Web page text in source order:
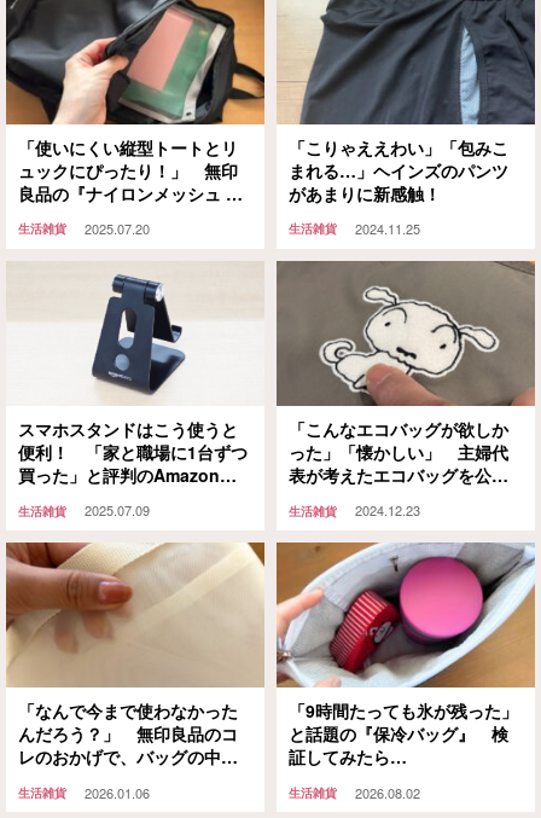
「使いにくい縦型トートとリ
ュックにぴったり！」 無印
良品の『ナイロンメッシュ バ
た！
生活雑貨 2025.07.20
「こりゃええわい」「包みこ
まれる…」ヘインズのパンツ
があまりに新感触！
生活雑貨 2024.11.25
スマホスタンドはこう使うと
便利！ 「家と職場に1台ずつ
買った」と評判のAmazonモ
生活雑貨 2025.07.09
「こんなエコバッグが欲しか
った」「懐かしい」 主婦代
表が考えたエコバッグを公園
生活雑貨 2024.12.23
「なんで今まで使わなかった
んだろう？」 無印良品のコ
レのおかげで、バッグの中の
生活雑貨 2026.01.06
「9時間たっても氷が残った」
と話題の『保冷バッグ』 検
証してみたら…
生活雑貨 2026.08.02